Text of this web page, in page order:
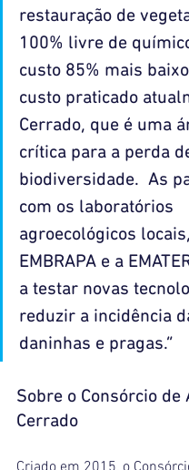
restauração de
100% livre de
custo 85% mais
custo praticado
Cerrado, que é uma
crítica para a perda
biodiversidade.  As
com os laboratórios
agroecológicos
EMBRAPA e a
a testar novas
reduzir a incidência
daninhas e pragas.”
Sobre o Consórcio de
Cerrado
Criado em 2015, o